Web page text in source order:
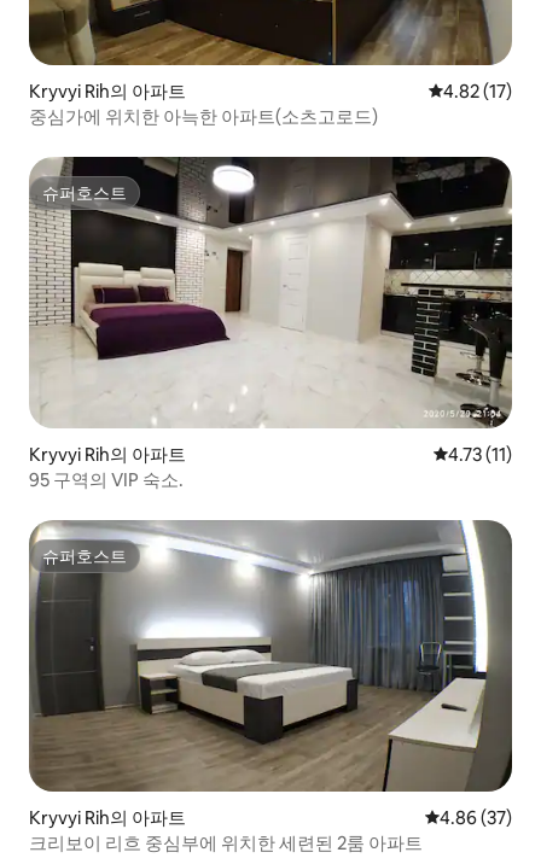
Kryvyi Rih의 아파트 평점 4.82점
4.82 (17)
중심가에 위치한 아늑한 아파트(소츠고로드)
슈퍼호스트
슈퍼호스트
Kryvyi Rih의 아파트 평점 4.73점
4.73 (11)
95 구역의 VIP 숙소.
슈퍼호스트
슈퍼호스트
Kryvyi Rih의 아파트 평점 4.86점(5
4.86 (37)
크리보이 리흐 중심부에 위치한 세련된 2룸 아파트